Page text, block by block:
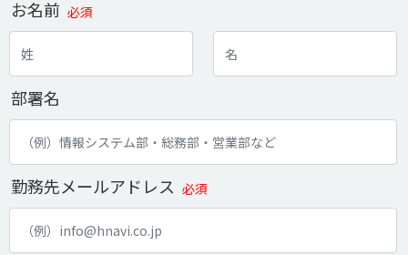
お名前 必須
部署名
勤務先メールアドレス 必須